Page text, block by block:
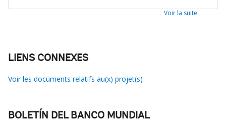
Voir la suite
LIENS CONNEXES
Voir les documents relatifs au(x) projet(s)
BOLETÍN DEL BANCO MUNDIAL